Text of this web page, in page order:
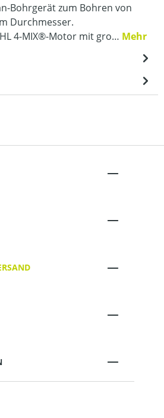
Bohrgerät zum Bohren von
Durchmesser.
4-MIX®-Motor mit gro… Mehr